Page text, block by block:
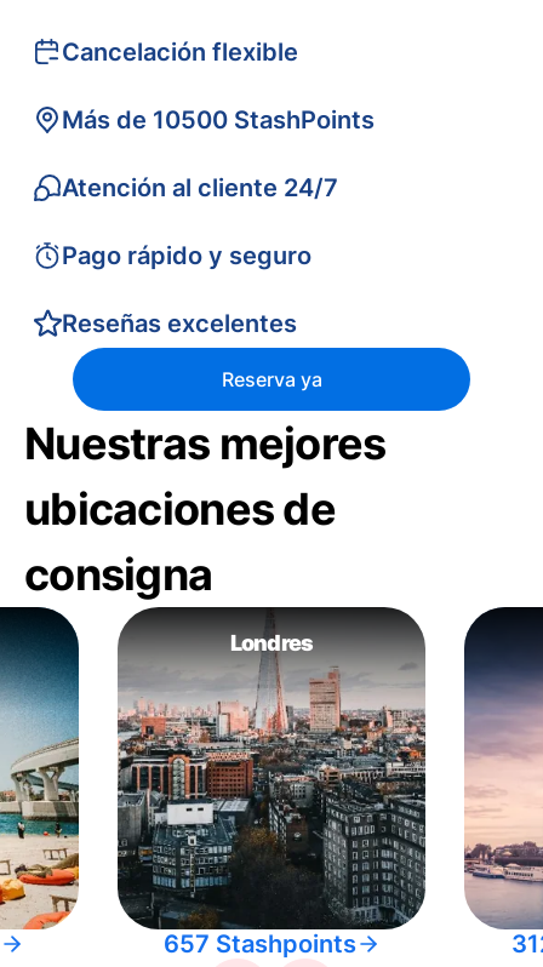
Cancelación flexible
Más de 10500 StashPoints
Atención al cliente 24/7
Pago rápido y seguro
Reseñas excelentes
Reserva ya
Nuestras mejores
ubicaciones de
consigna
Londres
657 Stashpoints